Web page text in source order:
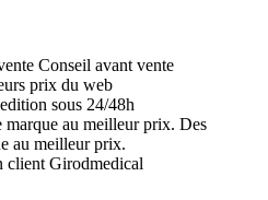
Conseil avant vente
prix du web
sous 24/48h
Des
au meilleur prix.
client Girodmedical